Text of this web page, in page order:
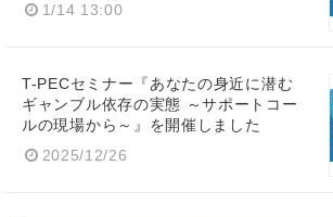
1/14 13:00
T-PECセミナー『あなたの身近に潜む
ギャンブル依存の実態 ～サポートコー
ルの現場から～』を開催しました
2025/12/26